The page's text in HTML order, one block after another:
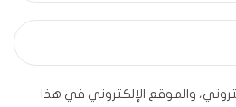
والموقع الإلكتروني في هذا